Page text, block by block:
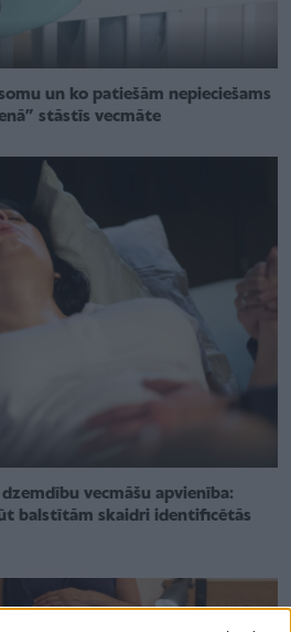
un ko patiešām nepieciešams
stāstīs vecmāte
vecmāšu apvienība:
balstītām skaidri identificētās